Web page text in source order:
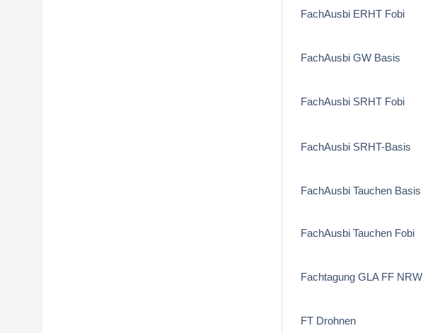
FachAusbi ERHT Fobi
FachAusbi GW Basis
FachAusbi SRHT Fobi
FachAusbi SRHT-Basis
FachAusbi Tauchen Basis
FachAusbi Tauchen Fobi
Fachtagung GLA FF NRW
FT Drohnen